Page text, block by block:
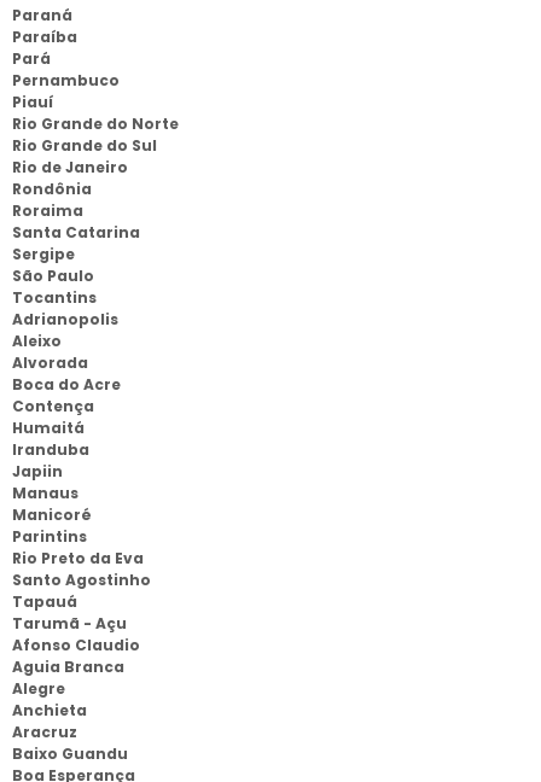
Paraná
Paraíba
Pará
Pernambuco
Piauí
Rio Grande do Norte
Rio Grande do Sul
Rio de Janeiro
Rondônia
Roraima
Santa Catarina
Sergipe
São Paulo
Tocantins
Adrianopolis
Aleixo
Alvorada
Boca do Acre
Contença
Humaitá
Iranduba
Japiin
Manaus
Manicoré
Parintins
Rio Preto da Eva
Santo Agostinho
Tapauá
Tarumã - Açu
Afonso Claudio
Aguia Branca
Alegre
Anchieta
Aracruz
Baixo Guandu
Boa Esperança